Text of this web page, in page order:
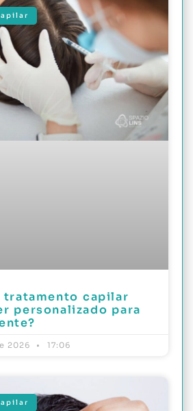
tratamento capilar
personalizado para
2026 17:06